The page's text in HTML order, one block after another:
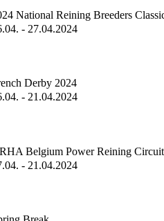
National Reining Breeders
- 27.04.2024
Derby 2024
- 21.04.2024
Belgium Power Reining
- 21.04.2024